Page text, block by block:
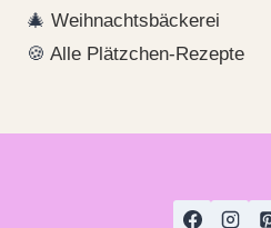
🎄 Weihnachtsbäckerei
🍪 Alle Plätzchen-Rezepte